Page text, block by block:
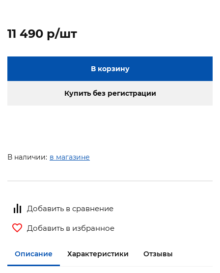
11 490 p/шт
В корзину
Купить без регистрации
В наличии: в магазине
Добавить в сравнение
Добавить в избранное
Описание Характеристики Отзывы